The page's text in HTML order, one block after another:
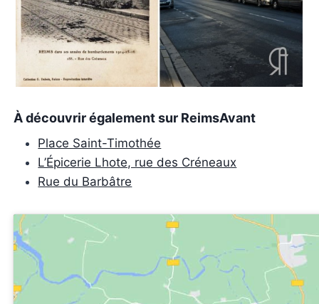
À découvrir également sur ReimsAvant
Place Saint-Timothée
L’Épicerie Lhote, rue des Créneaux
Rue du Barbâtre